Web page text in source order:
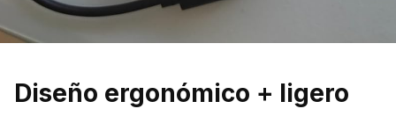
Diseño ergonómico + ligero